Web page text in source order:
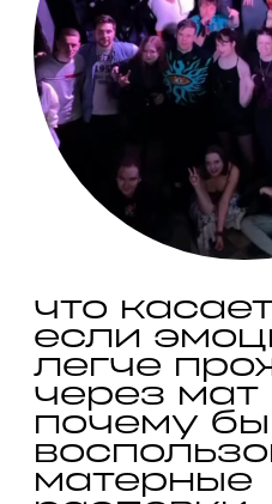
что
если
легче
через мат
почему
матерные